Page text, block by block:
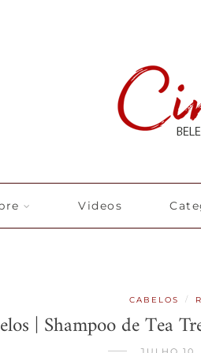
Videos
CABELOS /
| Shampoo de Tea